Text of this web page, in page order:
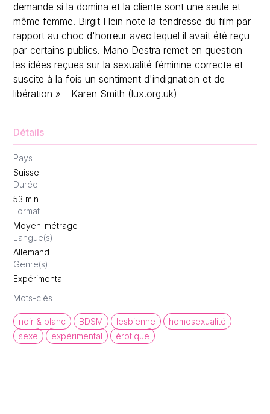
demande si la domina et la cliente sont une seule et
même femme. Birgit Hein note la tendresse du film par
rapport au choc d'horreur avec lequel il avait été reçu
par certains publics. Mano Destra remet en question
les idées reçues sur la sexualité féminine correcte et
suscite à la fois un sentiment d'indignation et de
libération » - Karen Smith (lux.org.uk)
Détails
Pays
Suisse
Durée
53 min
Format
Moyen-métrage
Langue(s)
Allemand
Genre(s)
Expérimental
Mots-clés
noir & blanc BDSM lesbienne
homosexualité
sexe
expérimental érotique